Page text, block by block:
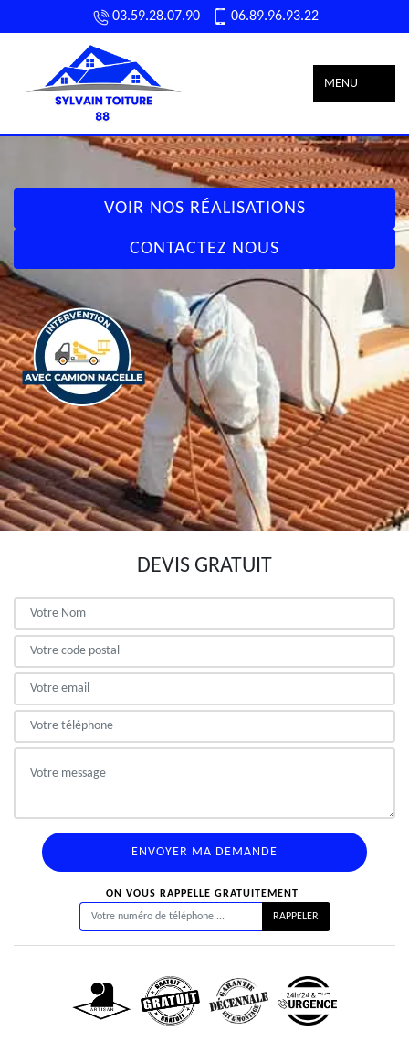
03.59.28.07.90 06.89.96.93.22
MENU
VOIR NOS RÉALISATIONS
CONTACTEZ NOUS
DEVIS GRATUIT
ON VOUS RAPPELLE GRATUITEMENT